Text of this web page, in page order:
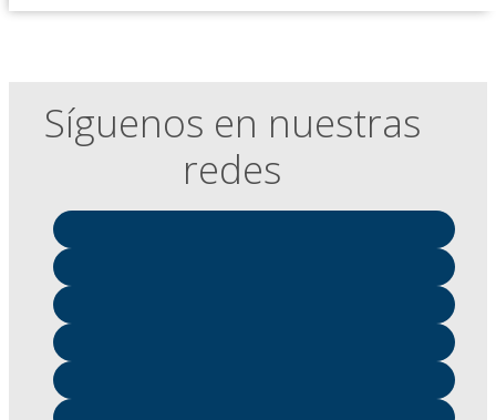
Síguenos en nuestras
redes